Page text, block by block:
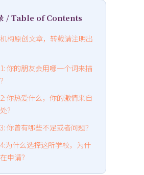
/ Table of Contents
机构原创文章，转载请注明出
你的朋友会用哪一个词来描
你热爱什么，你的激情来自
？
你曾有哪些不足或者问题？
为什么选择这所学校，为什
申请？